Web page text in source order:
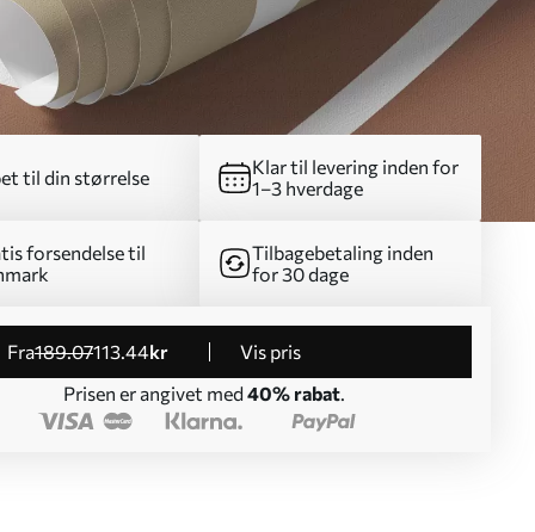
til din størrelse
Klar til levering inden for
1–3 hverdage
forsendelse til
Tilbagebetaling inden
for 30 dage
fra189.07113.44kr
Vis pris
Prisen er angivet med 40% rabat.